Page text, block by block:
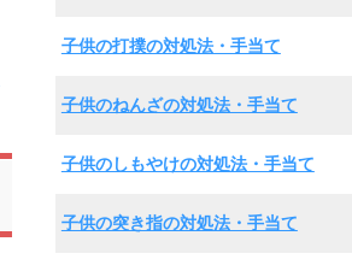
子供の打撲の対処法・手当て
子供のねんざの対処法・手当て
子供のしもやけの対処法・手当て
子供の突き指の対処法・手当て